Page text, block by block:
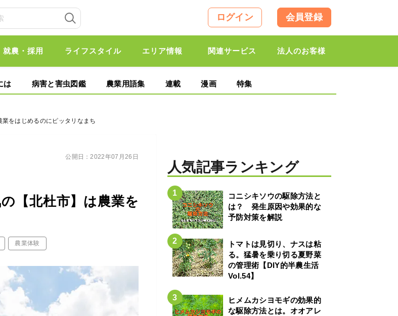
ログイン 会員登録
就農・採用 ライフスタイル エリア情報 関連サービス 法人のお客様
は 病害と害虫図鑑 農業用語集 連載 漫画 特集
をはじめるのにピッタリなまち
【北杜市】は農業を
農業体験
公開日：2022年07月26日
人気記事ランキング
コニシキソウの駆除方法と
は？ 発生原因や効果的な
予防対策を解説
トマトは見切り、ナスは粘
る。猛暑を乗り切る夏野菜
の管理術【DIY的半農生活
Vol.54】
ヒメムカシヨモギの効果的
な駆除方法とは。オオアレ